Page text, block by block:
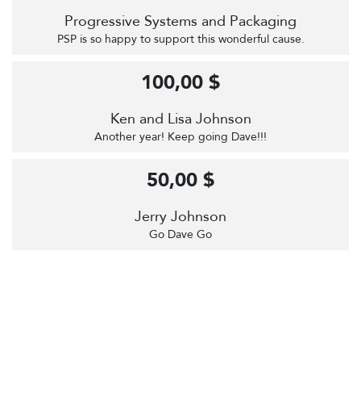
Progressive Systems and Packaging
PSP is so happy to support this wonderful cause.
Ken and Lisa Johnson
Another year! Keep going Dave!!!
100,00 $
Jerry Johnson
Go Dave Go
50,00 $